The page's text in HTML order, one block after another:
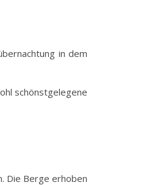
in dem
schönstgelegene
Die Berge erhoben